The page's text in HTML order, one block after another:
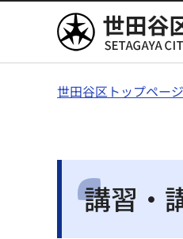
世田谷区
世田谷区トップページ
講習・